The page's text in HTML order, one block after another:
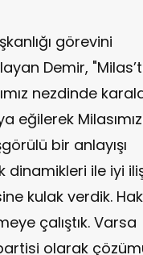
görevini
Demir,
nezdinde
eğilerek
bir anlayışı
dinamikleri ile iyi
kulak verdik.
çalıştık. Varsa
olarak